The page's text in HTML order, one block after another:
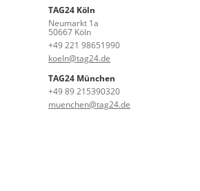
TAG24 Köln
Neumarkt 1a
50667 Köln
+49 221 98651990
koeln@tag24.de
TAG24 München
+49 89 215390320
muenchen@tag24.de